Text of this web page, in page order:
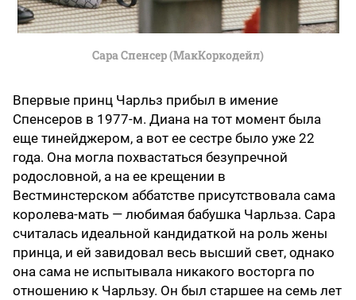
Сара Спенсер (МакКоркодейл)
Впервые принц Чарльз прибыл в имение
Спенсеров в 1977-м. Диана на тот момент была
еще тинейджером, а вот ее сестре было уже 22
года. Она могла похвастаться безупречной
родословной, а на ее крещении в
Вестминстерском аббатстве присутствовала сама
королева-мать — любимая бабушка Чарльза. Сара
считалась идеальной кандидаткой на роль жены
принца, и ей завидовал весь высший свет, однако
она сама не испытывала никакого восторга по
отношению к Чарльзу. Он был старшее на семь лет